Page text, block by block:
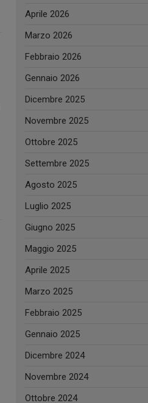
Aprile 2026
Marzo 2026
Febbraio 2026
Gennaio 2026
Dicembre 2025
Novembre 2025
Ottobre 2025
Settembre 2025
Agosto 2025
Luglio 2025
Giugno 2025
Maggio 2025
Aprile 2025
Marzo 2025
Febbraio 2025
Gennaio 2025
Dicembre 2024
Novembre 2024
Ottobre 2024